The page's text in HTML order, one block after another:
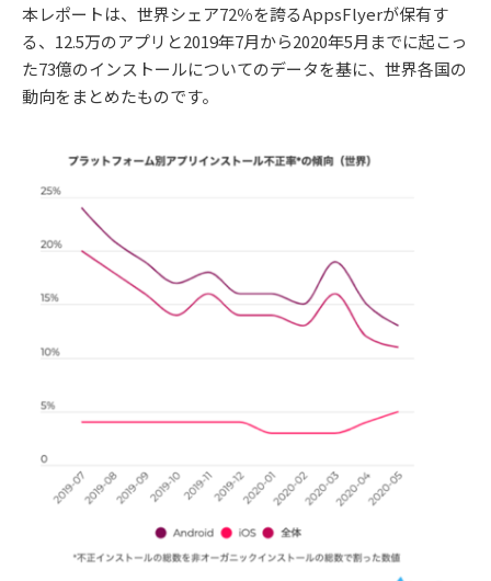
本レポートは、世界シェア72％を誇るAppsFlyerが保有す
る、12.5万のアプリと2019年7月から2020年5月までに起こっ
た73億のインストールについてのデータを基に、世界各国の
動向をまとめたものです。